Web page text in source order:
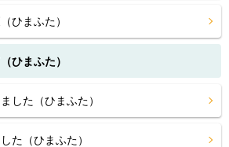
ひまふた）
ひまふた）
した（ひまふた）
た（ひまふた）